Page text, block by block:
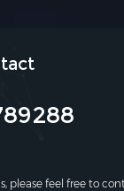
please feel free to